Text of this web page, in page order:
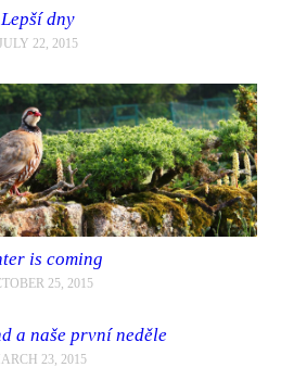
Lepší dny
22, 2015
is coming
25, 2015
a naše první neděle
23, 2015